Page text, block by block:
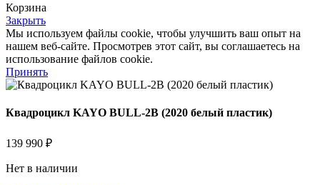
Корзина
Закрыть
Мы используем файлы cookie, чтобы улучшить ваш опыт на
нашем веб-сайте. Просмотрев этот сайт, вы соглашаетесь на
использование файлов cookie.
Принять
Квадроцикл KAYO BULL-2B (2020 белый пластик)
139 990 ₽
Нет в наличии